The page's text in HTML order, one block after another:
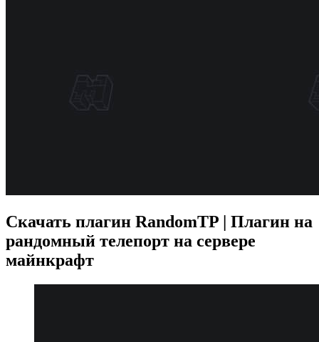
Скачать плагин RandomTP | Плагин на
рандомный телепорт на сервере
майнкрафт